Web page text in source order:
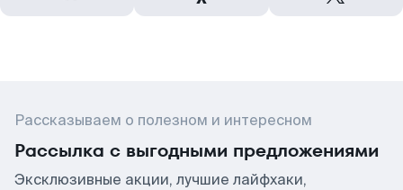
Рассказываем о полезном и интересном
Рассылка с выгодными предложениями
Эксклюзивные акции, лучшие лайфхаки,